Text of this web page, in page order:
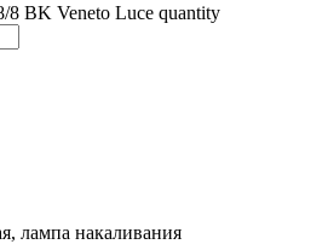
8 BK Veneto Luce quantity
лампа накаливания